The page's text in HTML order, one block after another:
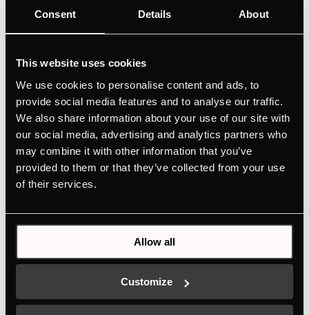
Consent Details About
This website uses cookies
We use cookies to personalise content and ads, to
provide social media features and to analyse our traffic.
We also share information about your use of our site with
our social media, advertising and analytics partners who
may combine it with other information that you’ve
provided to them or that they’ve collected from your use
of their services.
Allow all
Customize
Características
Productos relacionados